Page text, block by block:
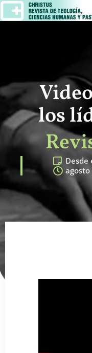
los
Desde
agosto